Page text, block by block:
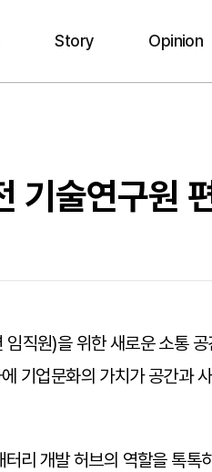
Story Opinion
기술연구원
직원)을 위한 새로운 소통
기업문화의 가치가 공간과
리 개발 허브의 역할을 톡톡